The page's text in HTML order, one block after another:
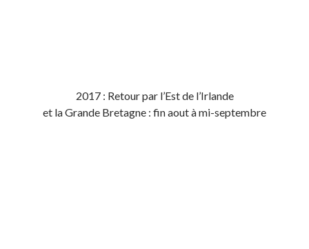
2017 : Retour par l’Est de l’Irlande
et la Grande Bretagne : fin aout à mi-septembre